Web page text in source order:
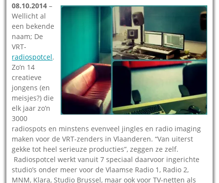
08.10.2014 –
Wellicht al
een bekende
naam; De
VRT-
radiospotcel.
Zo’n 14
creatieve
jongens (en
meisjes?) die
elk jaar zo’n
3000
radiospots en minstens evenveel jingles en radio imaging
maken voor de VRT-zenders in Vlaanderen. “Van uiterst
gekke tot heel serieuze producties”, zeggen ze zelf.
Radiospotcel werkt vanuit 7 speciaal daarvoor ingerichte
studio’s onder meer voor de Vlaamse Radio 1, Radio 2,
MNM, Klara, Studio Brussel, maar ook voor TV-netten als